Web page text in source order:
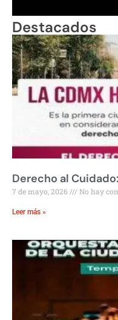
Destacados
Derecho al
7 de mayo, 2026 No hay
Leer más »